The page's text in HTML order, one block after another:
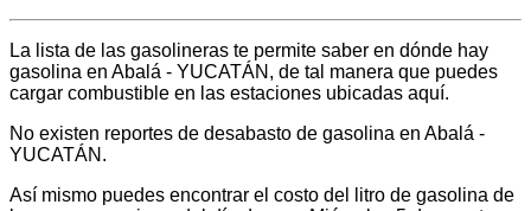
La lista de las gasolineras te permite saber en dónde hay
gasolina en Abalá - YUCATÁN, de tal manera que puedes
cargar combustible en las estaciones ubicadas aquí.
No existen reportes de desabasto de gasolina en Abalá -
YUCATÁN.
Así mismo puedes encontrar el costo del litro de gasolina de